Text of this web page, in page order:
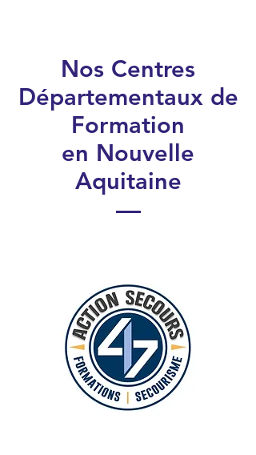
Nos Centres
Départementaux de
Formation
en Nouvelle
Aquitaine